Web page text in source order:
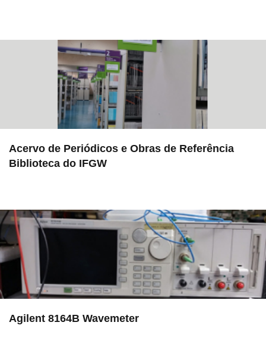
Acervo de Periódicos e Obras de Referência
Biblioteca do IFGW
Agilent 8164B Wavemeter